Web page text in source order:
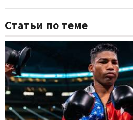
Статьи по теме